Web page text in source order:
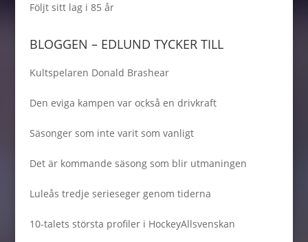
Följt sitt lag i 85 år
BLOGGEN – EDLUND TYCKER TILL
Kultspelaren Donald Brashear
Den eviga kampen var också en drivkraft
Säsonger som inte varit som vanligt
Det är kommande säsong som blir utmaningen
Luleås tredje serieseger genom tiderna
10-talets största profiler i HockeyAllsvenskan